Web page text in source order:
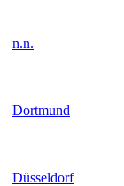
n.n.
Dortmund
Düsseldorf